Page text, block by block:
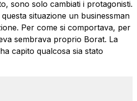
sono solo cambiati i protagonisti.
situazione un businessman
Per come si comportava, per
sembrava proprio Borat. La
capito qualcosa sia stato